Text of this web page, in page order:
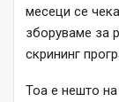
месеци се
зборуваме за
скрининг
Тоа е нешто